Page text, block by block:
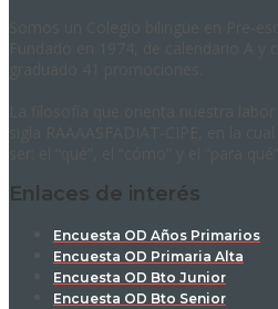
Enlaces de interés
Encuesta OD Años Primarios
Encuesta OD Primaria Alta
Encuesta OD Bto Junior
Encuesta OD Bto Senior